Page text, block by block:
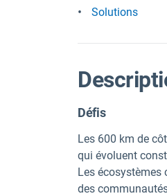
Solutions
Défis
Les 600 km de
qui évoluent
Les écosystèmes
des